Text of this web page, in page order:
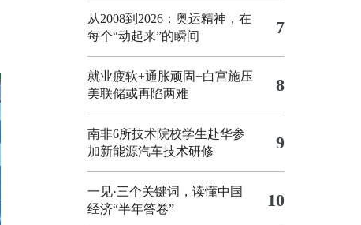
从2008到2026：奥运精神，在
每个“动起来”的瞬间
7
就业疲软+通胀顽固+白宫施压
美联储或再陷两难
8
南非6所技术院校学生赴华参
加新能源汽车技术研修
9
一见·三个关键词，读懂中国
经济“半年答卷”
10